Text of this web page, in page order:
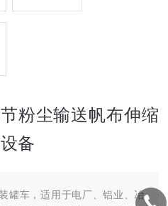
粉尘输送帆布伸缩
备
罐车，适用于电厂、铝业、冶